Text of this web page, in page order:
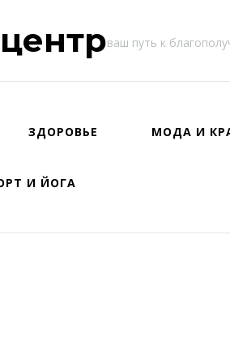
ваш путь к
ЗДОРОВЬЕ МОДА И
И ЙОГА